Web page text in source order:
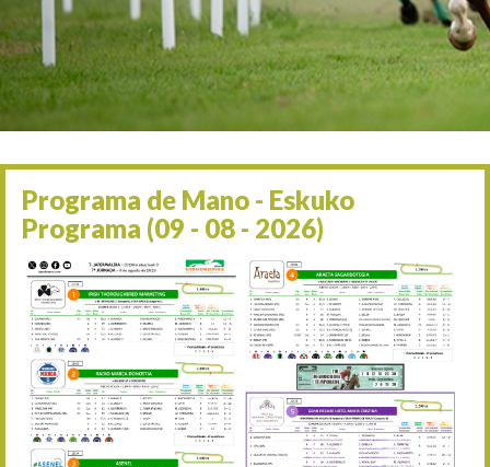
06/09 17:30 Irailaren 6a / 6 de
13/09 17:30 Irailaren 13a / 13 de
30/09 11:30 Irailaren 30a / 30 de
11/06 11:30
05/07 11:30 Uztailaren 5a / 5 de julio
12/07 11:30 Uztailaren 12a / 12 de
19/07 11:30 Uztailaren 19a / 19 de
25/07 11:30 Uztailaren 25a / 25 de
02/08 17:30 Abuztuaren 2a / 2 de
09/08 17:30 Abuztuaren 9a / 9 de
Programa de Mano - Eskuko
Programa (09 - 08 - 2026)